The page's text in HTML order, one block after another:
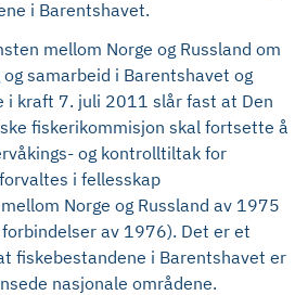
i Barentshavet.
mellom Norge og Russland om
samarbeid i Barentshavet og
i kraft 7. juli 2011 slår fast at Den
fiskerikommisjon skal fortsette å
og kontrolltiltak for
i fellesskap
Norge og Russland av 1975
av 1976). Det er et
fiskebestandene i Barentshavet er
nasjonale områdene.